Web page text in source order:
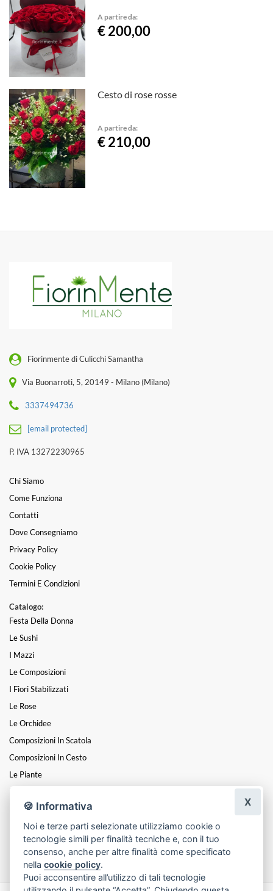
A partire da:
€ 200,00
Cesto di rose rosse
A partire da:
€ 210,00
Fiorinmente di Culicchi Samantha
Via Buonarroti, 5, 20149 - Milano (Milano)
3337494736
[email protected]
P. IVA 13272230965
Chi Siamo
Come Funziona
Contatti
Dove Consegniamo
Privacy Policy
Cookie Policy
Termini E Condizioni
Catalogo:
Festa Della Donna
Le Sushi
I Mazzi
Le Composizioni
I Fiori Stabilizzati
Le Rose
Le Orchidee
Composizioni In Scatola
Composizioni In Cesto
Le Piante
Fiori A Steli
I Centrotavola
I Cuori
Funebre
🍪 Informativa
Noi e terze parti selezionate utilizziamo cookie o
tecnologie simili per finalità tecniche e, con il tuo
consenso, anche per altre finalità come specificato
nellacookie policy.
Puoi acconsentire all’utilizzo di tali tecnologie
X